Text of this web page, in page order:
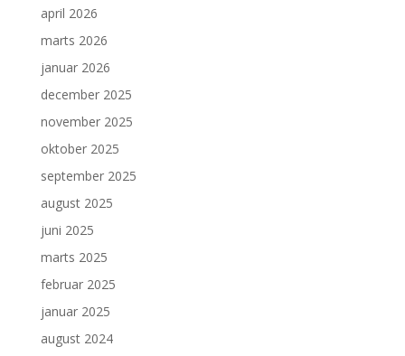
april 2026
marts 2026
januar 2026
december 2025
november 2025
oktober 2025
september 2025
august 2025
juni 2025
marts 2025
februar 2025
januar 2025
august 2024